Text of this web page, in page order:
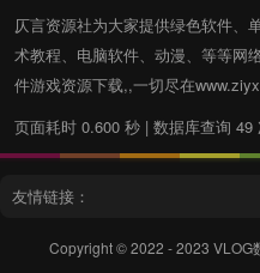
仄言资源社为大家提供绿色软件、
术教程、电脑软件、动漫、等等网
件游戏资源下载,,一切尽在
页面耗时 0.600 秒 | 数据库查询
友情链接：
Copyright © 2022 - 2023 VLOG